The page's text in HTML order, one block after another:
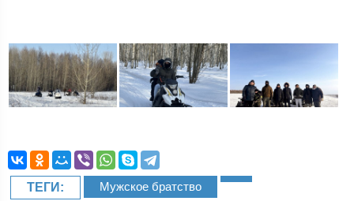
ТЕГИ: Мужское братство